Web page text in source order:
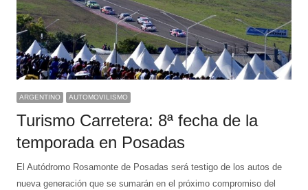
ARGENTINO AUTOMOVILISMO
Turismo Carretera: 8ª fecha de la
temporada en Posadas
El Autódromo Rosamonte de Posadas será testigo de los autos de
nueva generación que se sumarán en el próximo compromiso del